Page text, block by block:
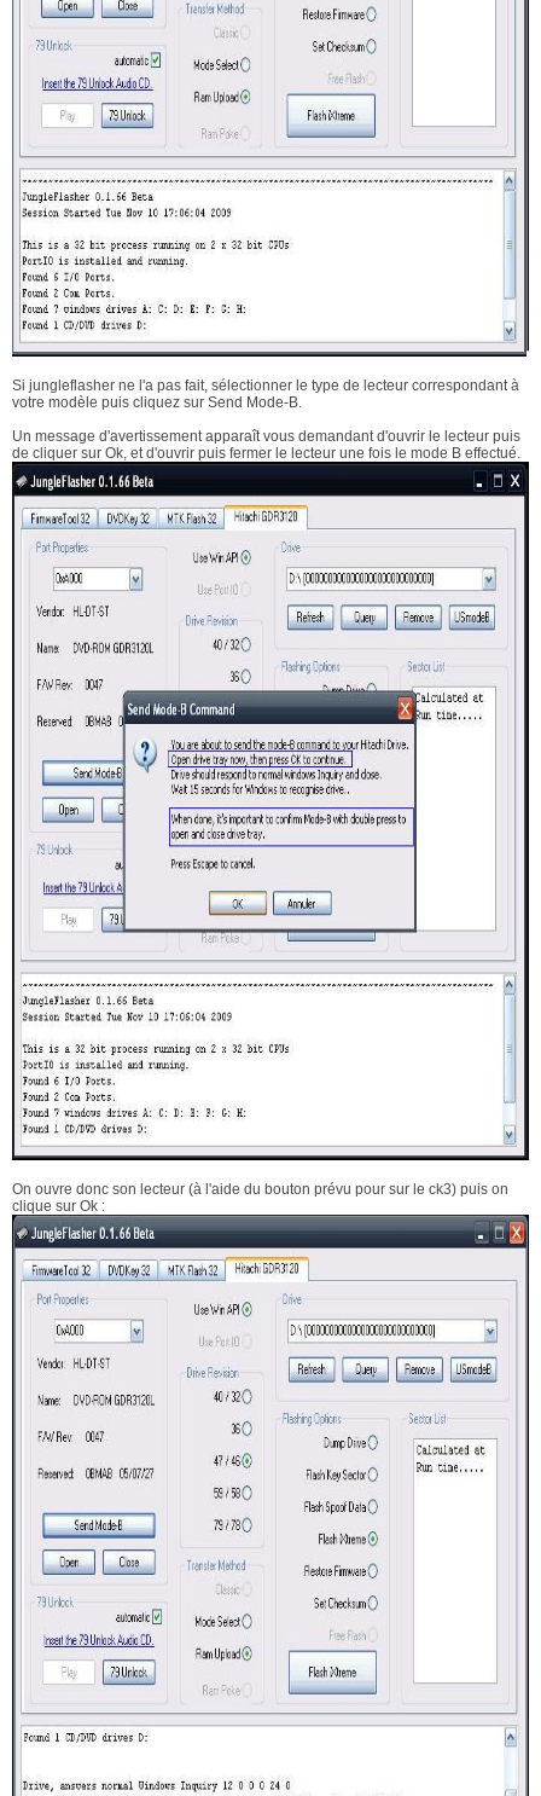
Si jungleflasher ne l'a pas fait, sélectionner le type de lecteur correspondant à
votre modèle puis cliquez sur Send Mode-B.
Un message d'avertissement apparaît vous demandant d'ouvrir le lecteur puis
de cliquer sur Ok, et d'ouvrir puis fermer le lecteur une fois le mode B effectué.
On ouvre donc son lecteur (à l'aide du bouton prévu pour sur le ck3) puis on
clique sur Ok :